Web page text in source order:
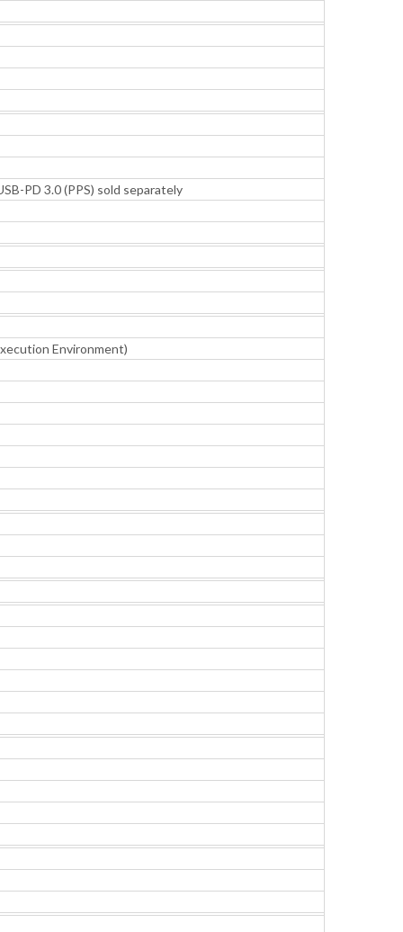
PD 3.0 (PPS) sold separately
Environment)